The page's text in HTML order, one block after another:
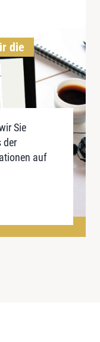
die
Sie
der
auf